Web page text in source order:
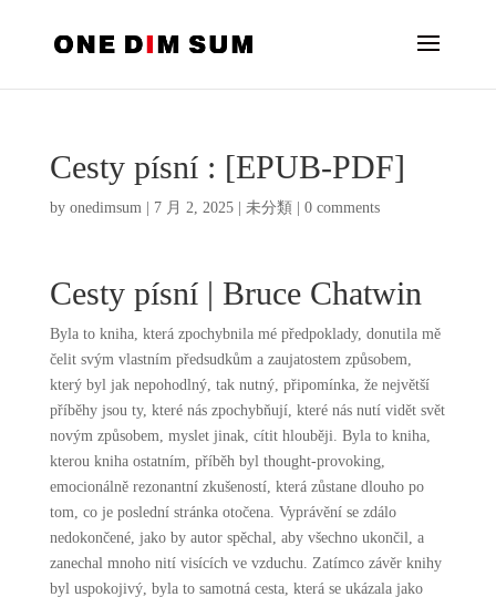
Cesty písní : [EPUB-PDF]
by onedimsum| 7 月 2, 2025| 未分類 0 comments
Cesty písní | Bruce Chatwin
Byla to kniha, která zpochybnila mé předpoklady, donutila mě
čelit svým vlastním předsudkům a zaujatostem způsobem,
který byl jak nepohodlný, tak nutný, připomínka, že největší
příběhy jsou ty, které nás zpochybňují, které nás nutí vidět svět
novým způsobem, myslet jinak, cítit hlouběji. Byla to kniha,
kterou kniha ostatním, příběh byl thought-provoking,
emocionálně rezonantní zkušeností, která zůstane dlouho po
tom, co je poslední stránka otočena. Vyprávění se zdálo
nedokončené, jako by autor spěchal, aby všechno ukončil, a
zanechal mnoho nití visících ve vzduchu. Zatímco závěr knihy
byl uspokojivý, byla to samotná cesta, která se ukázala jako